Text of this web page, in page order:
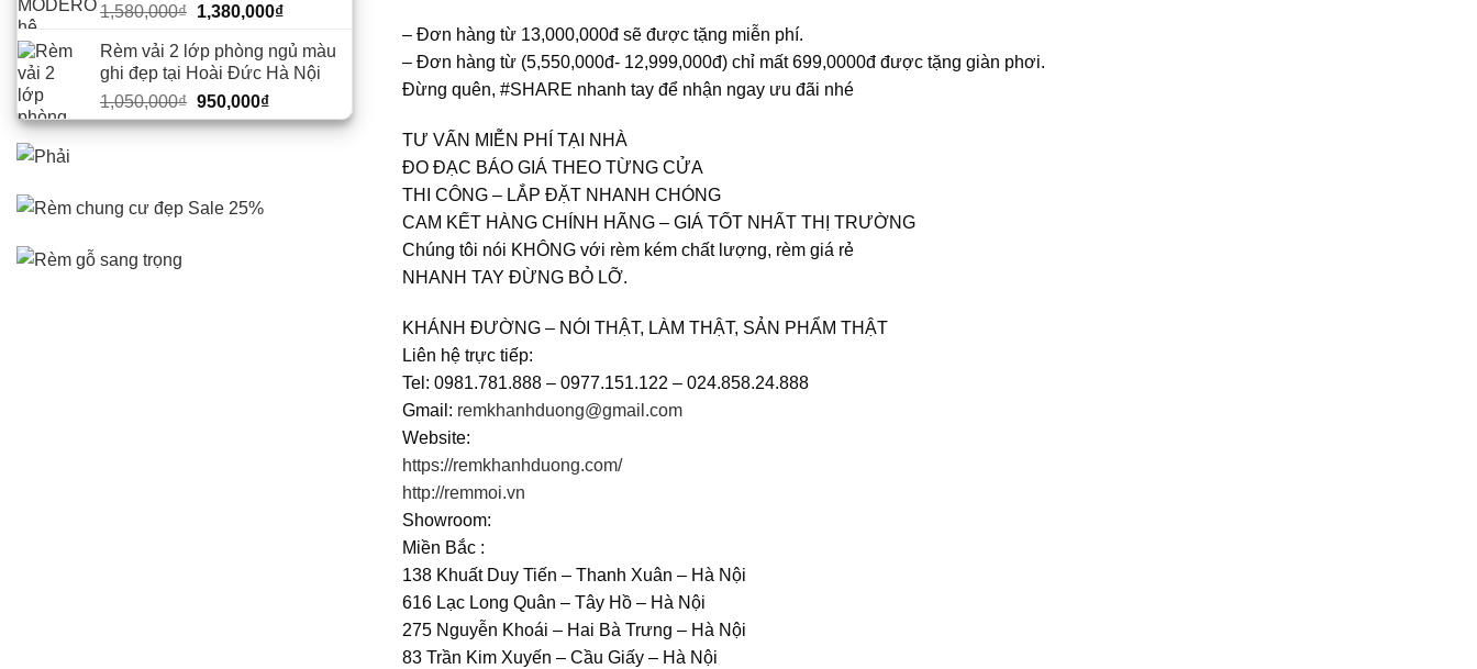
1,580,000₫ Giá
là:
1,580,000₫.
1,380,000₫Giá
tại
là:
Rèm vải 2 lớp phòng ngủ màu
ghi đẹp tại Hoài Đức Hà Nội
1,050,000₫ Giá
gốc
950,000₫Giá
hiện
– Đơn hàng từ 13,000,000đ sẽ được tặng miễn phí.
– Đơn hàng từ (5,550,000đ- 12,999,000đ) chỉ mất 699,0000đ được tặng giàn phơi.
Đừng quên, #SHARE nhanh tay để nhận ngay ưu đãi nhé
TƯ VẤN MIỄN PHÍ TẠI NHÀ
ĐO ĐẠC BÁO GIÁ THEO TỪNG CỬA
THI CÔNG – LẮP ĐẶT NHANH CHÓNG
CAM KẾT HÀNG CHÍNH HÃNG – GIÁ TỐT NHẤT THỊ TRƯỜNG
Chúng tôi nói KHÔNG với rèm kém chất lượng, rèm giá rẻ
NHANH TAY ĐỪNG BỎ LỠ.
KHÁNH ĐƯỜNG – NÓI THẬT, LÀM THẬT, SẢN PHẨM THẬT
Liên hệ trực tiếp:
Tel: 0981.781.888 – 0977.151.122 – 024.858.24.888
Gmail: remkhanhduong@gmail.com
Website:
https://remkhanhduong.com/
http://remmoi.vn
Showroom:
Miền Bắc :
138 Khuất Duy Tiến – Thanh Xuân – Hà Nội
616 Lạc Long Quân – Tây Hồ – Hà Nội
275 Nguyễn Khoái – Hai Bà Trưng – Hà Nội
83 Trần Kim Xuyến – Cầu Giấy – Hà Nội